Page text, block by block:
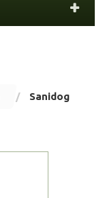
Sanidog